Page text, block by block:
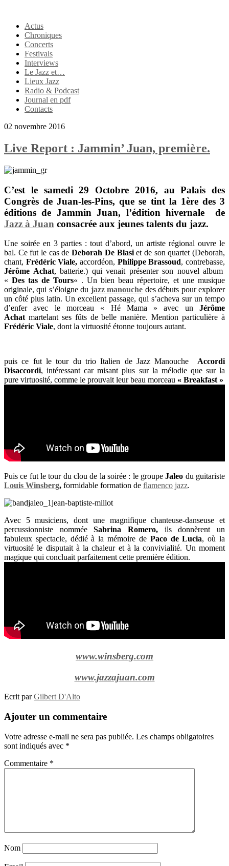
Actus
Chroniques
Concerts
Festivals
Interviews
Le Jazz et…
Lieux Jazz
Radio & Podcast
Journal en pdf
Contacts
02 novembre 2016
Live Report : Jammin’ Juan, première.
C’est le samedi 29 Octobre 2016, auPalais des
Congrès de Juan-les-Pins, que se tint la 1ère des 3
éditions de Jammin Juan, l’édition hivernale de
Jazz à Juan consacrée aux jeunes talents du jazz.
Une soirée en 3 parties : tout d’abord, un artiste régional ouvre le
bal. Ce fut le cas deDeborah De Blasiet de son quartet (Deborah,
chant, Frédéric Viale, accordéon, Philippe Brassoud, contrebasse,
Jérôme Achat, batterie.) qui venait présenter son nouvel album
« Des tas de Tours« . Un bien beau répertoire, et une musique
originale, qui s’éloigne du jazz manouche des débuts pour explorer
un côté plus latin. Un excellent passage, qui s’acheva sur un tempo
d’enfer avec le morceau « Hé Mama » avec un Jérôme
Achat martelant ses fûts de belle manière. Mention particulière à
Frédéric Viale, dont la virtuosité étonne toujours autant.
puis ce fut le tour du trio Italien de Jazz Manouche Accordi
Disaccordi, intéressant car misant plus sur la mélodie que sur la
pure virtuosité, comme le prouvait leur beau morceau « Breakfast »
Puis ce fut le tour du clou de la soirée : le groupeJaleo du guitariste
Louis Winsberg, formidable formation de flamenco jazz.
Avec 5 musiciens, dont une magnifique chanteuse-danseuse et
percussionniste nomméeSabrina Romero, ils donnèrent un
fabuleux spectacle, dédié à la mémoire de Paco de Lucia, où la
virtuosité le disputait à la chaleur et à la convivialité. Un moment
magique qui concluait parfaitement cette première édition.
www.winsberg.com
www.jazzajuan.com
Ecrit parGilbert D'Alto
Ajouter un commentaire
Votre adresse e-mail ne sera pas publiée. Les champs obligatoires
sont indiqués avec *
Commentaire *
Nom